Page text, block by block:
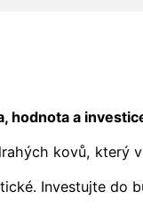
hodnota a
kovů,
Investujte